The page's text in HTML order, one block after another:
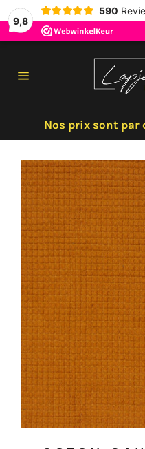
9,8
590
contenu
Nos prix sont par